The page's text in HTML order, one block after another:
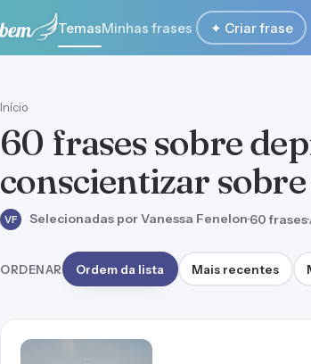
TemasMinhas frases ✦ Criar frase
Início
60 frases sobre
conscientizar sobre
VF Selecionadas por Vanessa Fenelon·60 frases·
ORDENAR Ordem da lista Mais recentes